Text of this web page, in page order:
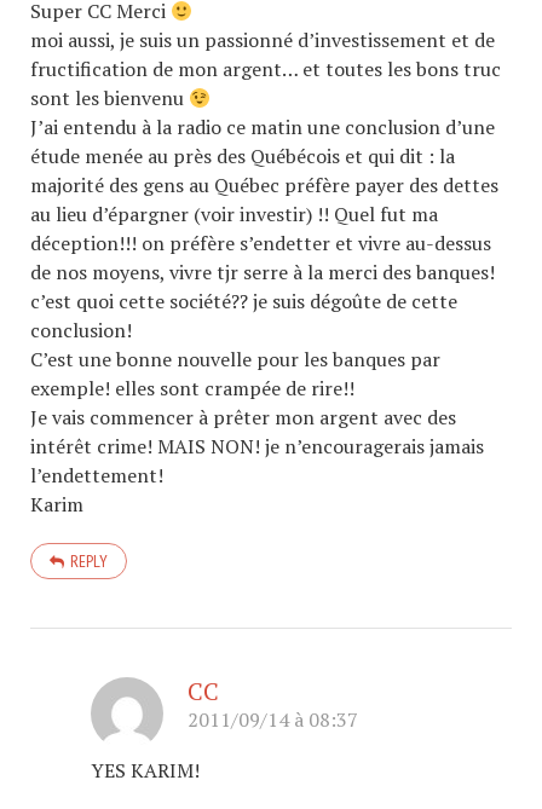
Super CC Merci
moi aussi, je suis un passionné d’investissement et de
fructification de mon argent… et toutes les bons truc
sont les bienvenu
J’ai entendu à la radio ce matin une conclusion d’une
étude menée au près des Québécois et qui dit : la
majorité des gens au Québec préfère payer des dettes
au lieu d’épargner (voir investir) !! Quel fut ma
déception!!! on préfère s’endetter et vivre au-dessus
de nos moyens, vivre tjr serre à la merci des banques!
c’est quoi cette société?? je suis dégoûte de cette
conclusion!
C’est une bonne nouvelle pour les banques par
exemple! elles sont crampée de rire!!
Je vais commencer à prêter mon argent avec des
intérêt crime! MAIS NON! je n’encouragerais jamais
l’endettement!
Karim
REPLY
CC
2011/09/14 à 08:37
YES KARIM!